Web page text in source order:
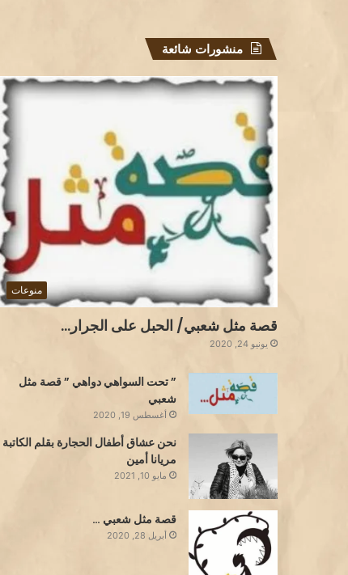
منشورات شائعة
منوعات
قصة مثل شعبي/ الحبل على الجرار…
يونيو 24, 2020
” تحت السواهي دواهي ” قصة مثل
شعبي
أغسطس 19, 2020
نحن عشاق أطفال الحجارة بقلم الكاتبة
مريانا أمين
مايو 10, 2021
قصة مثل شعبي …
أبريل 28, 2020